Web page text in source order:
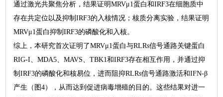
通过激光共聚焦分析，结果证明MRVμ1蛋白和IRF3在细胞质中
存在共定位以及抑制IRF3的入核情况；核质分离实验，结果证明
MRVμ1蛋白抑制IRF3的磷酸化和入核。
综上，本研究首次证明了MRVμ1蛋白与RLRs信号通路关键蛋白
RIG-I、MDA5、MAVS、TBK1和IRF3存在相互作用，并通过抑
制IRF3的磷酸化和核易位，进而阻抑RLRs信号通路激活和IFN-β
产生（图4），从而达到促进病毒增殖的目的。这些结果对进一